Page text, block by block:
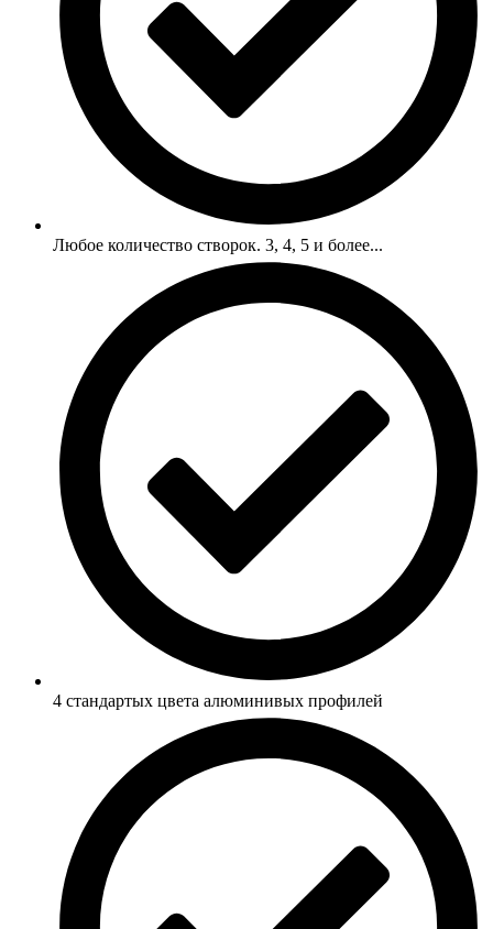
Любое количество створок. 3, 4, 5 и более...
4 стандартых цвета алюминивых профилей